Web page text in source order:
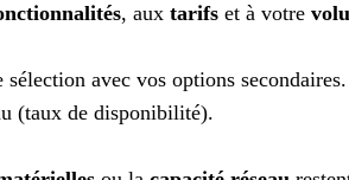
, aux tarifs et à votre
avec vos options
(taux de disponibilité).